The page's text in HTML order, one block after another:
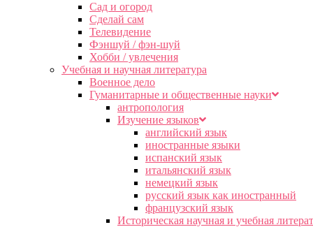
Сад и огород
Сделай сам
Телевидение
Фэншуй / фэн-шуй
Хобби / увлечения
Учебная и научная литература
Военное дело
Гуманитарные и общественные науки
антропология
Изучение языков
английский язык
иностранные языки
испанский язык
итальянский язык
немецкий язык
русский язык как иностранный
французский язык
Историческая научная и учебная